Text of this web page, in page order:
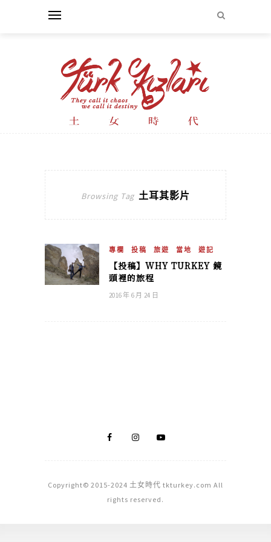
Browsing Tag 土耳其影片
專欄 投稿 旅遊 當地 遊記
【投稿】WHY TURKEY 鏡
頭裡的旅程
2016 年 6 月 24 日
Copyright© 2015-2024 土女時代 tkturkey.com All
rights reserved.